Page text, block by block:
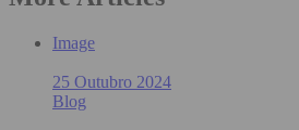
Image
25 Outubro 2024
Blog